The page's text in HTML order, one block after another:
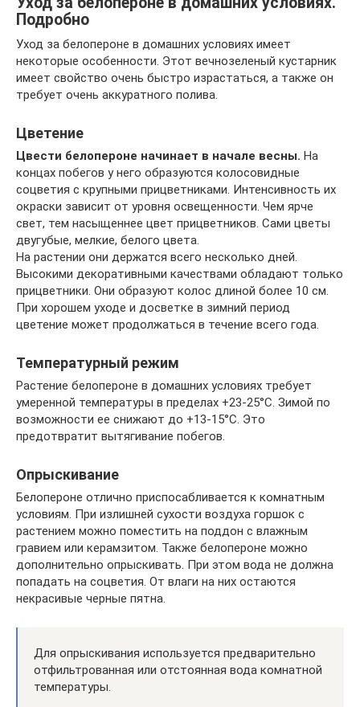
Подробно
Уход за белопероне в домашних условиях имеет
некоторые особенности. Этот вечнозеленый кустарник
имеет свойство очень быстро израстаться, а также он
требует очень аккуратного полива.
Цветение
Цвести белопероне начинает в начале весны. На
концах побегов у него образуются колосовидные
соцветия с крупными прицветниками. Интенсивность их
окраски зависит от уровня освещенности. Чем ярче
свет, тем насыщеннее цвет прицветников. Сами цветы
двугубые, мелкие, белого цвета.
На растении они держатся всего несколько дней.
Высокими декоративными качествами обладают только
прицветники. Они образуют колос длиной более 10 см.
При хорошем уходе и досветке в зимний период
цветение может продолжаться в течение всего года.
Температурный режим
Растение белопероне в домашних условиях требует
умеренной температуры в пределах +23-25°C. Зимой по
возможности ее снижают до +13-15°C. Это
предотвратит вытягивание побегов.
Опрыскивание
Белопероне отлично приспосабливается к комнатным
условиям. При излишней сухости воздуха горшок с
растением можно поместить на поддон с влажным
гравием или керамзитом. Также белопероне можно
дополнительно опрыскивать. При этом вода не должна
попадать на соцветия. От влаги на них остаются
некрасивые черные пятна.
Для опрыскивания используется предварительно
отфильтрованная или отстоянная вода комнатной
температуры.